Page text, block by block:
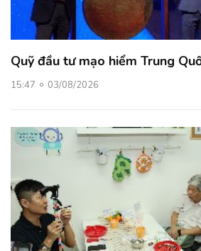
Quỹ đầu tư mạo hiểm Trung
15:47 03/08/2026